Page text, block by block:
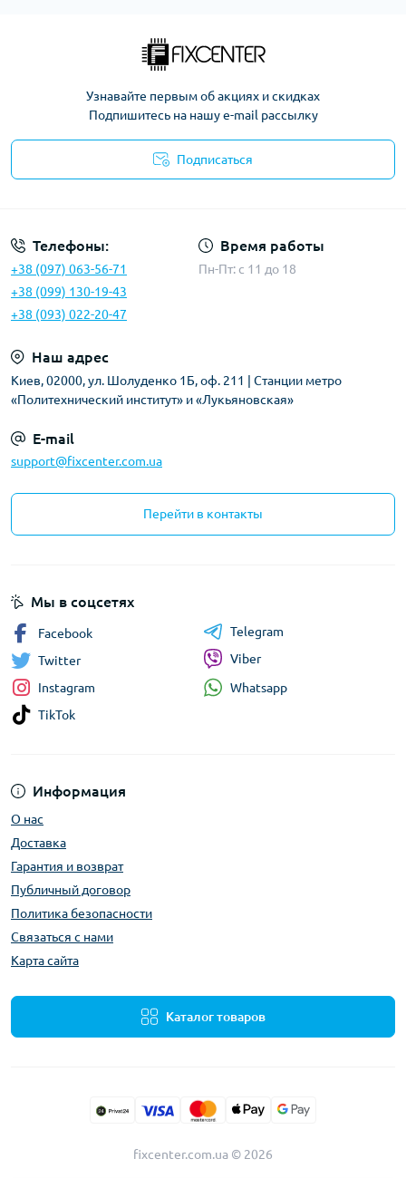
Узнавайте первым об акциях и скидках
Подпишитесь на нашу e-mail рассылку
Подписаться
Телефоны:
+38 (097) 063-56-71
+38 (099) 130-19-43
+38 (093) 022-20-47
Время работы
Пн-Пт: c 11 до 18
Наш адрес
Киев, 02000, ул. Шолуденко 1Б, оф. 211 | Станции метро
«Политехнический институт» и «Лукьяновская»
E-mail
support@fixcenter.com.ua
Перейти в контакты
Информация
О нас
Доставка
Гарантия и возврат
Публичный договор
Политика безопасности
Связаться с нами
Карта сайта
Каталог товаров
Мы в соцсетях
Facebook
Twitter
Instagram
TikTok
Telegram
Viber
Whatsapp
fixcenter.com.ua © 2026